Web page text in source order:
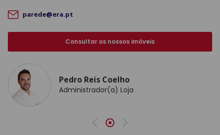
parede@era.pt
Consultar os nossos imóveis
Pedro Reis Coelho
Administrador(a) Loja
AnteriorSeguinte